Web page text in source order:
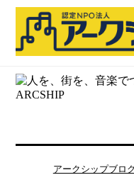
アークシップブロ